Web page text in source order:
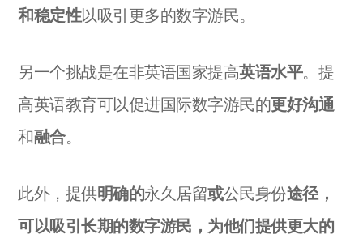
和稳定性以吸引更多的数字游民。
另一个挑战是在非英语国家提高英语水平。提
高英语教育可以促进国际数字游民的更好沟通
和融合。
此外，提供明确的永久居留或公民身份途径，
可以吸引长期的数字游民，为他们提供更大的